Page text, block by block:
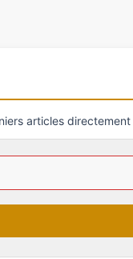
articles